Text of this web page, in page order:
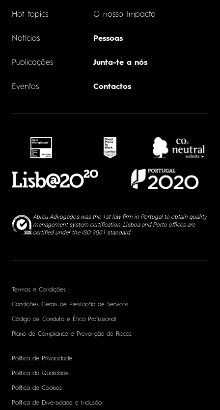
Hot topics
Notícias
Publicações
Eventos
O nosso Impacto
Pessoas
Junta-te a nós
Contactos
Abreu Advogados was the 1st law firm in Portugal to obtain quality
management system certification, Lisboa and Porto offices are
certified under the ISO 9001 standard
Termos e Condições
Condições Gerais de Prestação de Serviços
Código de Conduta e Ética Profissional
Plano de Compliance e Prevenção de Riscos
Política de Privacidade
Política da Qualidade
Política de Cookies
Política de Diversidade e Inclusão